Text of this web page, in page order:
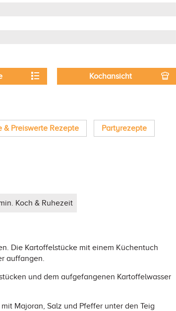
Kochansicht
& Preiswerte Rezepte Partyrezepte
Koch & Ruhezeit
Die Kartoffelstücke mit einem Küchentuch
auffangen.
und dem aufgefangenen Kartoffelwasser
Majoran, Salz und Pfeffer unter den Teig